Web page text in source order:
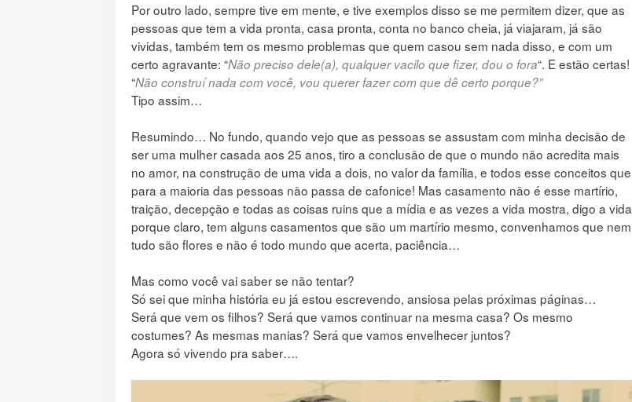
Por outro lado, sempre tive em mente, e tive exemplos disso se me permitem dizer, que as
pessoas que tem a vida pronta, casa pronta, conta no banco cheia, já viajaram, já são
vividas, também tem os mesmo problemas que quem casou sem nada disso, e com um
certo agravante: “Não preciso dele(a), qualquer vacilo que fizer, dou o fora“. E estão certas!
“Não construí nada com você, vou querer fazer com que dê certo porque?”
Tipo assim…
Resumindo… No fundo, quando vejo que as pessoas se assustam com minha decisão de
ser uma mulher casada aos 25 anos, tiro a conclusão de que o mundo não acredita mais
no amor, na construção de uma vida a dois, no valor da família, e todos esse conceitos que
para a maioria das pessoas não passa de cafonice! Mas casamento não é esse martírio,
traição, decepção e todas as coisas ruins que a mídia e as vezes a vida mostra, digo a vida
porque claro, tem alguns casamentos que são um martírio mesmo, convenhamos que nem
tudo são flores e não é todo mundo que acerta, paciência…
Mas como você vai saber se não tentar?
Só sei que minha história eu já estou escrevendo, ansiosa pelas próximas páginas…
Será que vem os filhos? Será que vamos continuar na mesma casa? Os mesmo
costumes? As mesmas manias? Será que vamos envelhecer juntos?
Agora só vivendo pra saber….